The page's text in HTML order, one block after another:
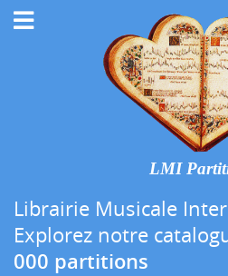
LMI
Librairie Musicale
Explorez notre
000 partitions